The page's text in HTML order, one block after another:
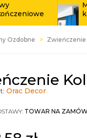
Ozdobne Zwieńczenie
Orac Decor
TOWAR NA